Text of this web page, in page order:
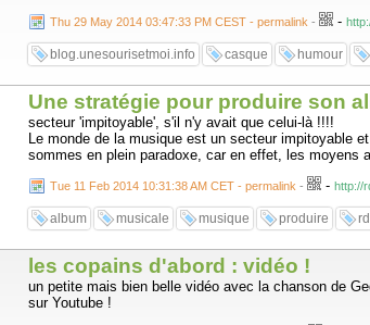
Thu 29 May 2014 03:47:33 PM CEST - permalink - -
blog.unesourisetmoi.info casque humour
Une stratégie pour produire son
secteur 'impitoyable', s'il n'y avait que celui-là !!!!
Le monde de la musique est un secteur impitoyable
sommes en plein paradoxe, car en effet, les moyens
Tue 11 Feb 2014 10:31:38 AM CET - permalink - - http://
album musicale musique produire
les copains d'abord : vidéo !
un petite mais bien belle vidéo avec la chanson de
sur Youtube !